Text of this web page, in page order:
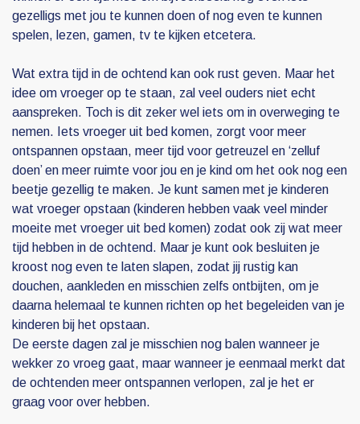
gezelligs met jou te kunnen doen of nog even te kunnen
spelen, lezen, gamen, tv te kijken etcetera.
Wat extra tijd in de ochtend kan ook rust geven. Maar het
idee om vroeger op te staan, zal veel ouders niet echt
aanspreken. Toch is dit zeker wel iets om in overweging te
nemen. Iets vroeger uit bed komen, zorgt voor meer
ontspannen opstaan, meer tijd voor getreuzel en ‘zelluf
doen’ en meer ruimte voor jou en je kind om het ook nog een
beetje gezellig te maken. Je kunt samen met je kinderen
wat vroeger opstaan (kinderen hebben vaak veel minder
moeite met vroeger uit bed komen) zodat ook zij wat meer
tijd hebben in de ochtend. Maar je kunt ook besluiten je
kroost nog even te laten slapen, zodat jij rustig kan
douchen, aankleden en misschien zelfs ontbijten, om je
daarna helemaal te kunnen richten op het begeleiden van je
kinderen bij het opstaan.
De eerste dagen zal je misschien nog balen wanneer je
wekker zo vroeg gaat, maar wanneer je eenmaal merkt dat
de ochtenden meer ontspannen verlopen, zal je het er
graag voor over hebben.